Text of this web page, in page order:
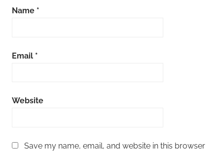
Name *
Email *
Website
Save my name, email, and website in this browser